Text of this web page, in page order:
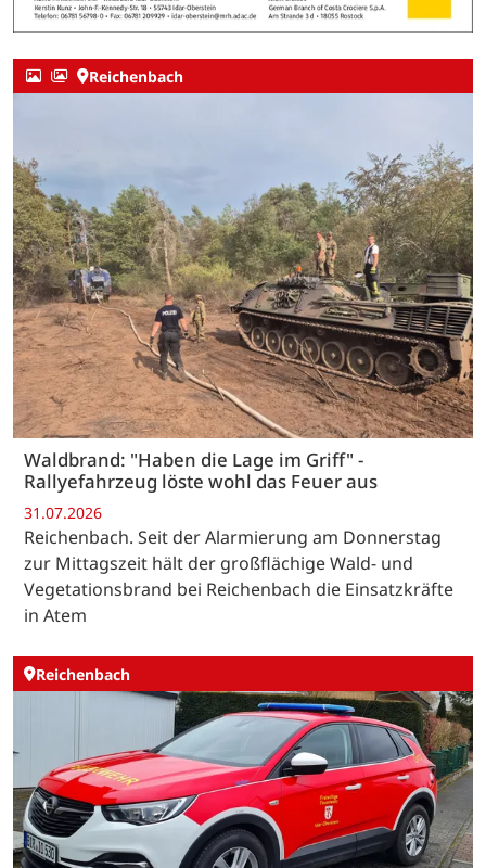
Reichenbach
Waldbrand: "Haben die Lage im Griff" -
Rallyefahrzeug löste wohl das Feuer aus
31.07.2026
Reichenbach. Seit der Alarmierung am Donnerstag
zur Mittagszeit hält der großflächige Wald- und
Vegetationsbrand bei Reichenbach die Einsatzkräfte
in Atem
Reichenbach